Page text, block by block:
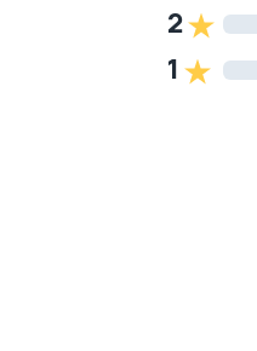
2
1